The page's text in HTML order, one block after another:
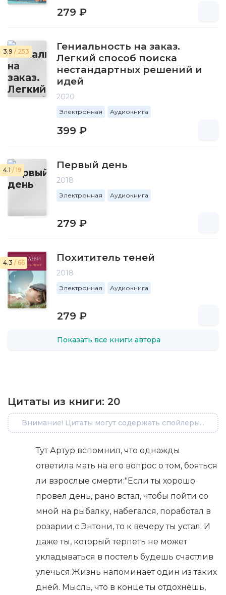
279 ₽
3.9 / 253
Гениальность на заказ.
Легкий способ поиска
нестандартных решений и
идей
2020
Электронная Аудиокнига
399 ₽
4.1 / 19 Первый день
2018
Электронная Аудиокнига
279 ₽
4.3 / 66 Похититель теней
2018
Электронная Аудиокнига
279 ₽
Показать все книги автора
Цитаты из книги: 20
Внимание! Цитаты могут содержать спойлеры...
Тут Артур вспомнил, что однажды
ответила мать на его вопрос о том, бояться
ли взрослые смерти:"Если ты хорошо
провел день, рано встал, чтобы пойти со
мной на рыбалку, набегался, поработал в
розарии с Энтони, то к вечеру ты устал. И
даже ты, который терпеть не может
укладываться в постель будешь счастлив
улечься.Жизнь напоминает один из таких
дней. Мысль, что в конце ты отдохнёшь,